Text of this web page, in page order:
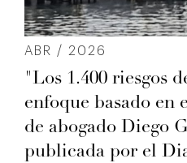
ABR / 2026
"Los 1.400 riesgos
enfoque basado en
de abogado Diego
publicada por el